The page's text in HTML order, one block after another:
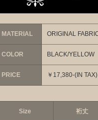
MATERIAL ORIGINAL
COLOR BLACK/YELLOW
PRICE ￥17,380-(IN TAX)
Size 裄丈